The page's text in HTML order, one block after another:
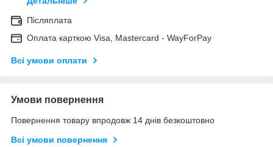
Післяплата
Оплата карткою Visa, Mastercard - WayForPay
Всі умови оплати
Умови повернення
Повернення товару впродовж 14 днів безкоштовно
Всі умови повернення